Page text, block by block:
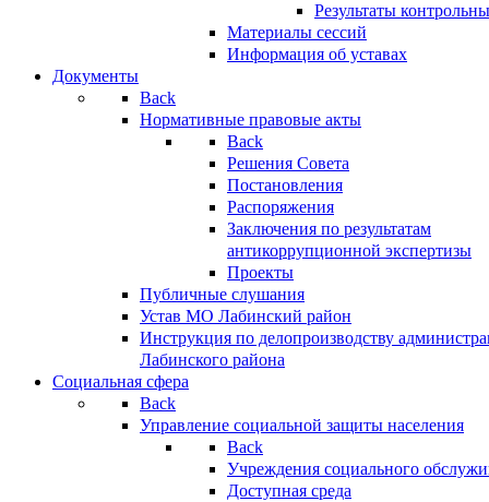
Результаты
Материалы сессий
Информация об уставах
Документы
Back
Нормативные правовые акты
Back
Решения Совета
Постановления
Распоряжения
Заключения по результатам
антикоррупционной экспертизы
Проекты
Публичные слушания
Устав МО Лабинский район
Инструкция по делопроизводству
Лабинского района
Социальная сфера
Back
Управление социальной защиты населения
Back
Учреждения социального
Доступная среда